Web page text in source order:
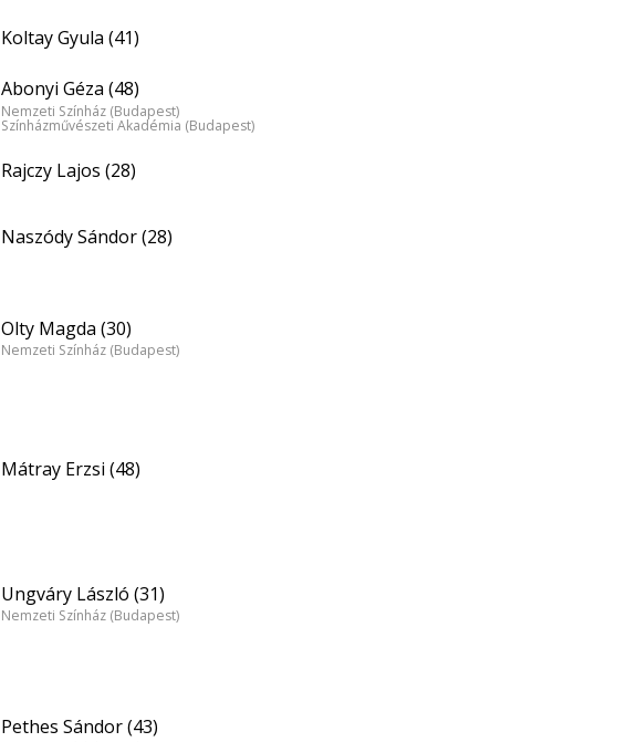
Koltay Gyula (41)
Abonyi Géza (48)
Nemzeti Színház (Budapest)
Színházművészeti Akadémia (Budapest)
Rajczy Lajos (28)
Naszódy Sándor (28)
Olty Magda (30)
Nemzeti Színház (Budapest)
Mátray Erzsi (48)
Ungváry László (31)
Nemzeti Színház (Budapest)
Pethes Sándor (43)